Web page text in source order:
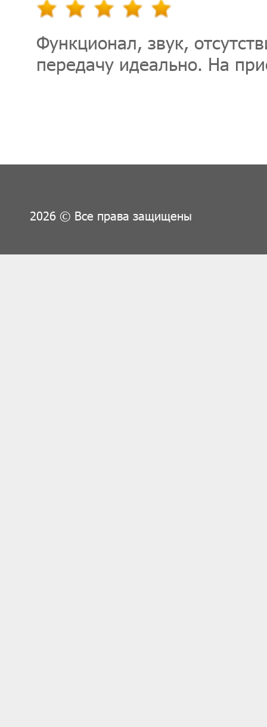
Функционал, звук,
передачу идеально. На
2026 © Все права защищены